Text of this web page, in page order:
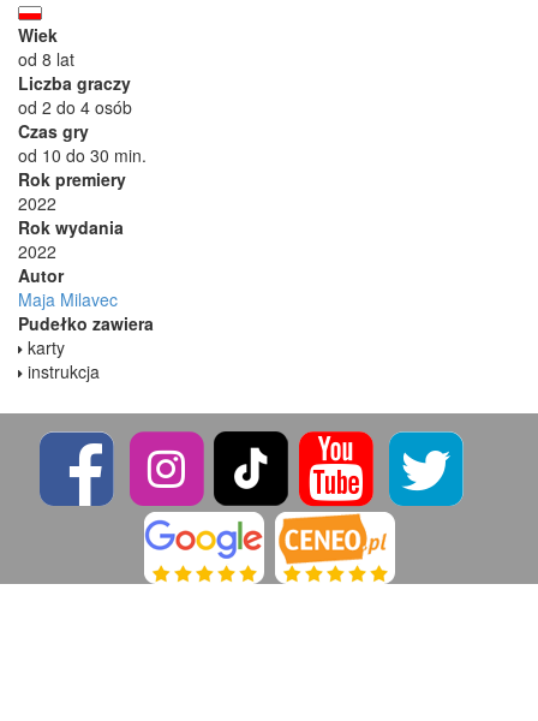
Wiek
od 8 lat
Liczba graczy
od 2 do 4 osób
Czas gry
od 10 do 30 min.
Rok premiery
2022
Rok wydania
2022
Autor
Maja Milavec
Pudełko zawiera
karty
instrukcja